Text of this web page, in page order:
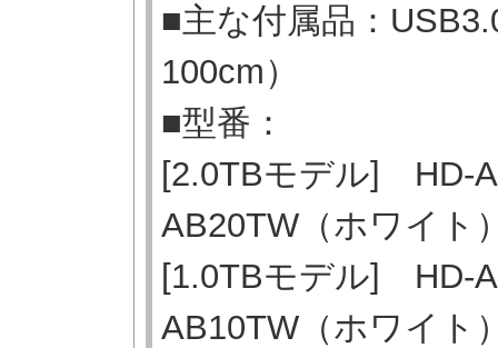
■主な付属品：
100cm）
■型番：
[2.0TBモデル] HD-
AB20TW（ホワイト
[1.0TBモデル] HD-
AB10TW（ホワイト